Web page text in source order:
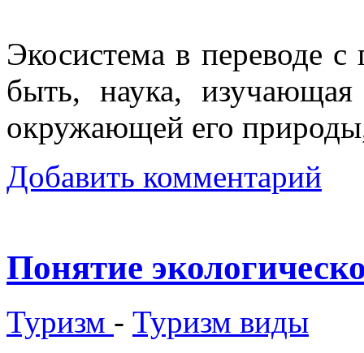
Экосистема в переводе
быть, наука,
окружающей его
Добавить комментарий
Понятие
Туризм - Туризм виды